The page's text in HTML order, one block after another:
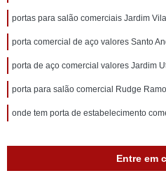
portas para salão comerciais Jardim
porta comercial de aço valores Santo
porta de aço comercial valores Jardim
porta para salão comercial Rudge
onde tem porta de estabelecimento
Entre em